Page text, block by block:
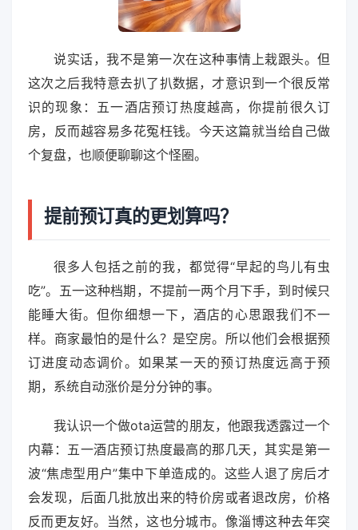
说实话，我不是第一次在这种事情上栽跟头。但
这次之后我特意去扒了扒数据，才意识到一个很反常
识的现象：五一酒店预订热度越高，你提前很久订
房，反而越容易多花冤枉钱。今天这篇就当给自己做
个复盘，也顺便聊聊这个怪圈。
提前预订真的更划算吗？
很多人包括之前的我，都觉得“早起的鸟儿有虫
吃”。五一这种档期，不提前一两个月下手，到时候只
能睡大街。但你细想一下，酒店的心思跟我们不一
样。商家最怕的是什么？是空房。所以他们会根据预
订进度动态调价。如果某一天的预订热度远高于预
期，系统自动涨价是分分钟的事。
我认识一个做ota运营的朋友，他跟我透露过一个
内幕：五一酒店预订热度最高的那几天，其实是第一
波“焦虑型用户”集中下单造成的。这些人退了房后才
会发现，后面几批放出来的特价房或者退改房，价格
反而更友好。当然，这也分城市。像淄博这种去年突